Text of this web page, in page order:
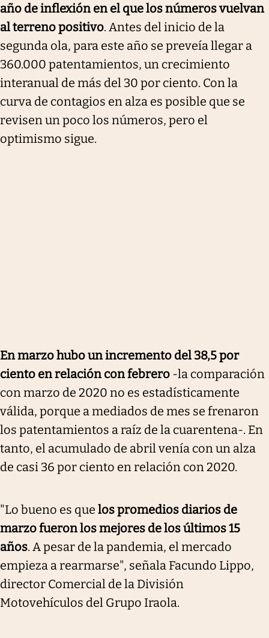
año de inflexión en el que los números vuelvan
al terreno positivo. Antes del inicio de la
segunda ola, para este año se preveía llegar a
360.000 patentamientos, un crecimiento
interanual de más del 30 por ciento. Con la
curva de contagios en alza es posible que se
revisen un poco los números, pero el
optimismo sigue.
En marzo hubo un incremento del 38,5 por
ciento en relación con febrero -la comparación
con marzo de 2020 no es estadísticamente
válida, porque a mediados de mes se frenaron
los patentamientos a raíz de la cuarentena-. En
tanto, el acumulado de abril venía con un alza
de casi 36 por ciento en relación con 2020.
"Lo bueno es que los promedios diarios de
marzo fueron los mejores de los últimos 15
años. A pesar de la pandemia, el mercado
empieza a rearmarse", señala Facundo Lippo,
director Comercial de la División
Motovehículos del Grupo Iraola.